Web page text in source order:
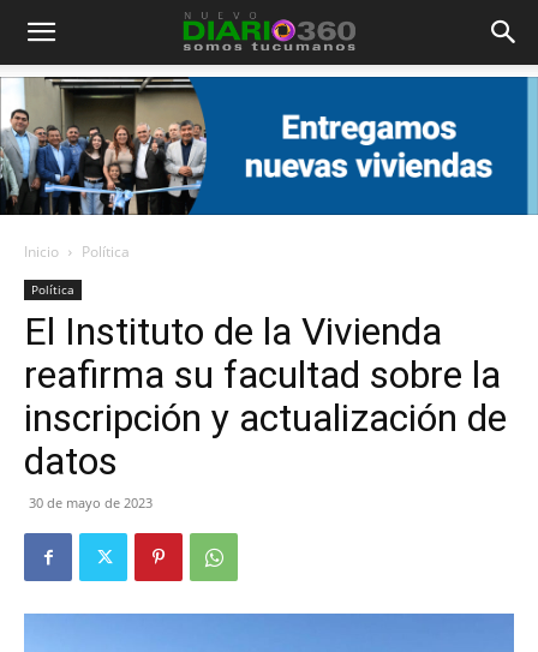
Diario
360
Inicio Política
Política
El Instituto de la Vivienda
reafirma su facultad sobre la
inscripción y actualización de
datos
30 de mayo de 2023